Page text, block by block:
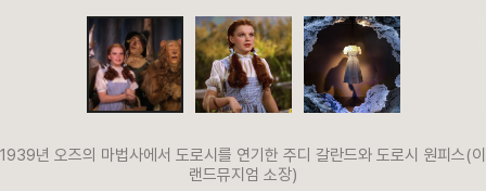
1939년 오즈의 마법사에서 도로시를 연기한 주디 갈란드와 도로시 원피스(이
랜드뮤지엄 소장)